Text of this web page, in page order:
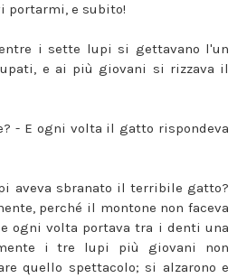
portarmi, e subito!
i sette lupi si gettavano l'un
e ai più giovani si rizzava il
- E ogni volta il gatto rispondeva
aveva sbranato il terribile gatto?
perché il montone non faceva
ogni volta portava tra i denti una
i tre lupi più giovani non
quello spettacolo; si alzarono e